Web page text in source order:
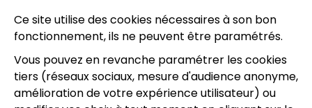
Ce site utilise des cookies nécessaires à son bon
fonctionnement, ils ne peuvent être paramétrés.
Vous pouvez en revanche paramétrer les cookies
tiers (réseaux sociaux, mesure d'audience anonyme,
amélioration de votre expérience utilisateur) ou
8, résidence du Port Galand - 92220 Bagneux
01 45 47 62 00
NOUS CONTACTER